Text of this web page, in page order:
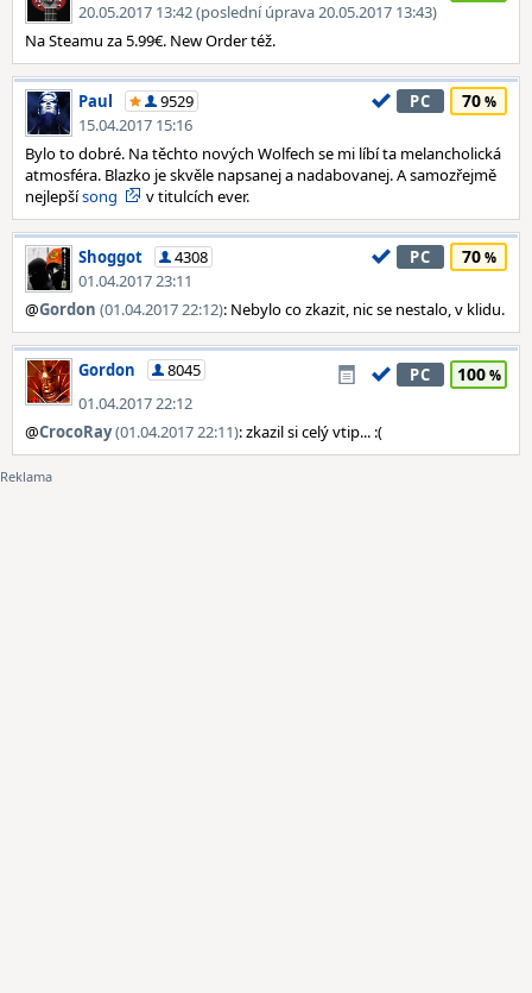
20.05.2017 13:42 (poslední úprava 20.05.2017 13:43)
Na Steamu za 5.99€. New Order též.
Paul
9529
15.04.2017 15:16
PC 70
Bylo to dobré. Na těchto nových Wolfech se mi líbí ta melancholická
atmosféra. Blazko je skvěle napsanej a nadabovanej. A samozřejmě
nejlepšísong v titulcích ever.
Shoggot
4308
01.04.2017 23:11
PC 70
@Gordon (01.04.2017 22:12): Nebylo co zkazit, nic se nestalo, v klidu.
Gordon
8045
01.04.2017 22:12
PC 100
@CrocoRay(01.04.2017 22:11): zkazil si celý vtip... :(